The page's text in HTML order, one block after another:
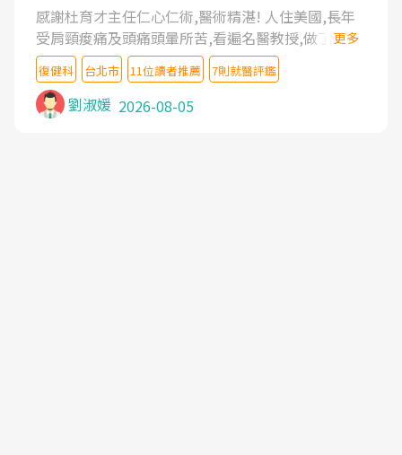
感謝杜育才主任仁心仁術,醫術精湛! 人住美國,長年
受肩頸痠痛及頭痛頭暈所苦,看遍名醫教授,做了各種
檢查,也嘗試過西醫打針,中醫針灸及物理徒手治療都
沒有用,後來連吃到嗎啡類止痛藥都效果有限,只是壓
症狀,沒多久就痛起來,多年失眠嚴重影響生活品質.
台灣親友介紹忠孝醫院杜育才主任是頸頭症候群專
更多
復健科 台北市 11位讀者推薦 7則就醫評鑑
劉淑媛 2026-08-05